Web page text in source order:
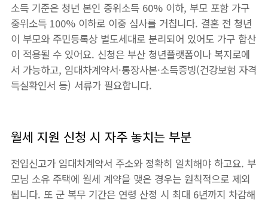
소득 기준은 청년 본인 중위소득 60% 이하, 부모 포함 가구
중위소득 100% 이하로 이중 심사를 거칩니다. 결혼 전 청년
이 부모와 주민등록상 별도세대로 분리되어 있어도 가구 합산
이 적용될 수 있어요. 신청은 부산 청년플랫폼이나 복지로에
서 가능하고, 임대차계약서·통장사본·소득증빙(건강보험 자격
득실확인서 등) 서류가 필요합니다.
월세 지원 신청 시 자주 놓치는 부분
전입신고가 임대차계약서 주소와 정확히 일치해야 하고요. 부
모님 소유 주택에 월세 계약을 맺은 경우는 원칙적으로 제외
됩니다. 또 군 복무 기간은 연령 산정 시 최대 6년까지 차감해